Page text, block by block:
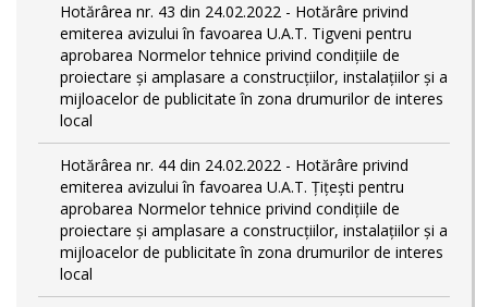
Hotărârea nr. 43 din 24.02.2022 - Hotărâre privind
emiterea avizului în favoarea U.A.T. Tigveni pentru
aprobarea Normelor tehnice privind condiţiile de
proiectare şi amplasare a construcţiilor, instalaţiilor şi a
mijloacelor de publicitate în zona drumurilor de interes
local
Hotărârea nr. 44 din 24.02.2022 - Hotărâre privind
emiterea avizului în favoarea U.A.T. Țițești pentru
aprobarea Normelor tehnice privind condiţiile de
proiectare şi amplasare a construcţiilor, instalaţiilor şi a
mijloacelor de publicitate în zona drumurilor de interes
local